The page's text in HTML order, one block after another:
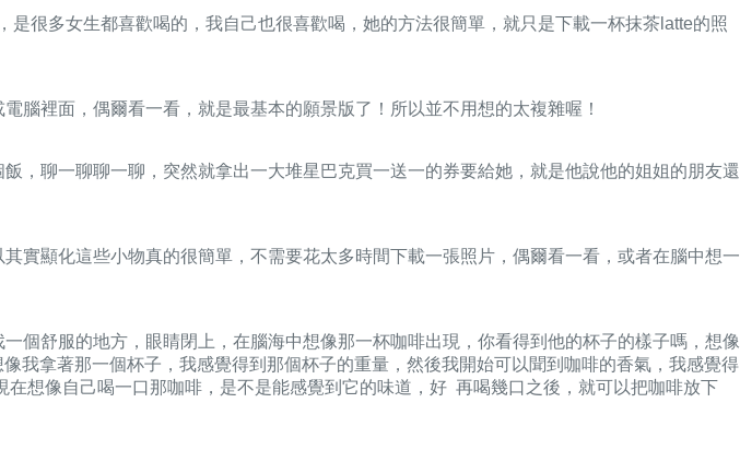
很多女生都喜歡喝的，我自己也很喜歡喝，她的方法很簡單，就只是下載一杯抹茶latte的照
腦裡面，偶爾看一看，就是最基本的願景版了！所以並不用想的太複雜喔！
，聊一聊聊一聊，突然就拿出一大堆星巴克買一送一的券要給她，就是他說他的姐姐的朋友還
實顯化這些小物真的很簡單，不需要花太多時間下載一張照片，偶爾看一看，或者在腦中想一
個舒服的地方，眼睛閉上，在腦海中想像那一杯咖啡出現，你看得到他的杯子的樣子嗎，想像
我拿著那一個杯子，我感覺得到那個杯子的重量，然後我開始可以聞到咖啡的香氣，我感覺得
想像自己喝一口那咖啡，是不是能感覺到它的味道，好 再喝幾口之後，就可以把咖啡放下